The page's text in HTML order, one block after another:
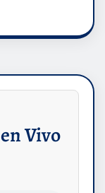
Vivo